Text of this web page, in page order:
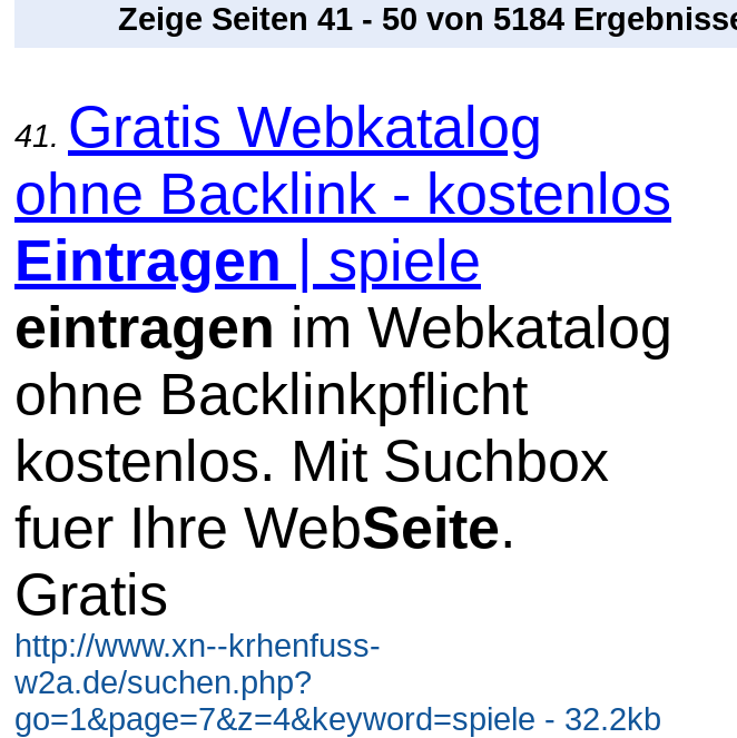
Zeige Seiten 41 - 50 von 5184
41. Gratis Webkatalog
ohne Backlink - kostenlos
Eintragen | spiele
eintragen im Webkatalog
ohne Backlinkpflicht
kostenlos. Mit Suchbox
fuer Ihre WebSeite.
Gratis
http://www.xn--krhenfuss-
w2a.de/suchen.php?
go=1&page=7&z=4&keyword=spiele - 32.2kb